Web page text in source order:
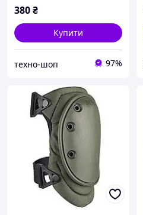
380₴
Купити
техно-шоп 97%